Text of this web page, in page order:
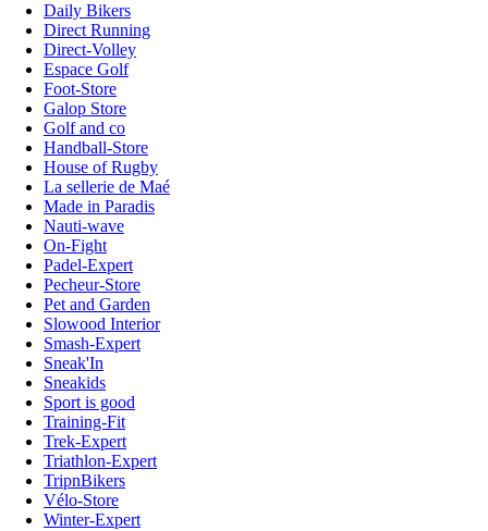
Daily Bikers
Direct Running
Direct-Volley
Espace Golf
Foot-Store
Galop Store
Golf and co
Handball-Store
House of Rugby
La sellerie de Maé
Made in Paradis
Nauti-wave
On-Fight
Padel-Expert
Pecheur-Store
Pet and Garden
Slowood Interior
Smash-Expert
Sneak'In
Sneakids
Sport is good
Training-Fit
Trek-Expert
Triathlon-Expert
TripnBikers
Vélo-Store
Winter-Expert